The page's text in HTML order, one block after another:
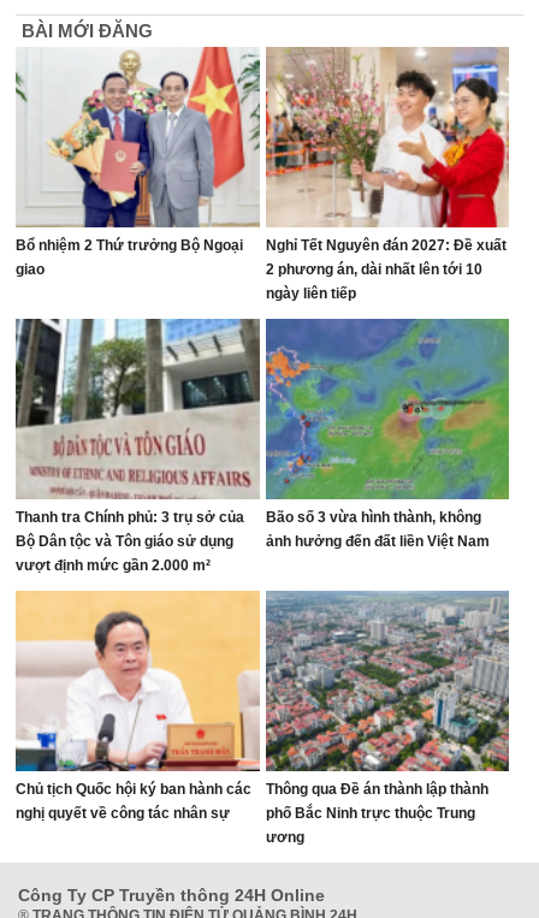
BÀI MỚI ĐĂNG
Bổ nhiệm 2 Thứ trưởng Bộ Ngoại
giao
Nghỉ Tết Nguyên đán 2027: Đề xuất
2 phương án, dài nhất lên tới 10
ngày liên tiếp
Thanh tra Chính phủ: 3 trụ sở của
Bộ Dân tộc và Tôn giáo sử dụng
vượt định mức gần 2.000 m²
Bão số 3 vừa hình thành, không
ảnh hưởng đến đất liền Việt Nam
Chủ tịch Quốc hội ký ban hành các
nghị quyết về công tác nhân sự
Thông qua Đề án thành lập thành
phố Bắc Ninh trực thuộc Trung
ương
Công Ty CP Truyền thông 24H Online